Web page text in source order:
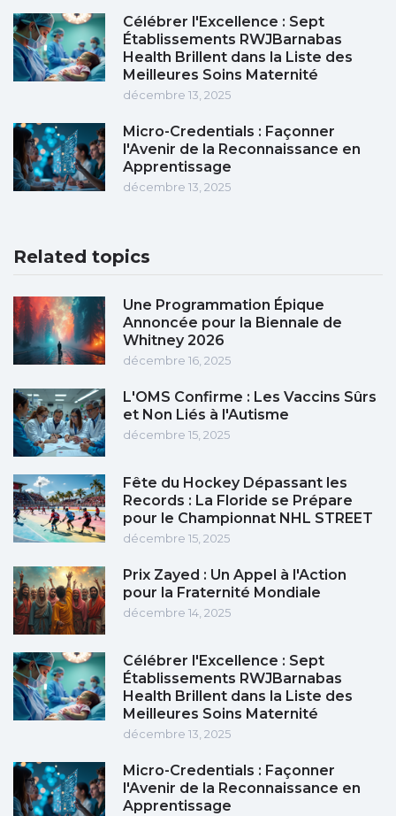
Célébrer l'Excellence : Sept
Établissements RWJBarnabas
Health Brillent dans la Liste des
Meilleures Soins Maternité
décembre 13, 2025
Micro-Credentials : Façonner
l'Avenir de la Reconnaissance en
Apprentissage
décembre 13, 2025
Related topics
Une Programmation Épique
Annoncée pour la Biennale de
Whitney 2026
décembre 16, 2025
L'OMS Confirme : Les Vaccins Sûrs
et Non Liés à l'Autisme
décembre 15, 2025
Fête du Hockey Dépassant les
Records : La Floride se Prépare
pour le Championnat NHL STREET
décembre 15, 2025
Prix Zayed : Un Appel à l'Action
pour la Fraternité Mondiale
décembre 14, 2025
Célébrer l'Excellence : Sept
Établissements RWJBarnabas
Health Brillent dans la Liste des
Meilleures Soins Maternité
décembre 13, 2025
Micro-Credentials : Façonner
l'Avenir de la Reconnaissance en
Apprentissage